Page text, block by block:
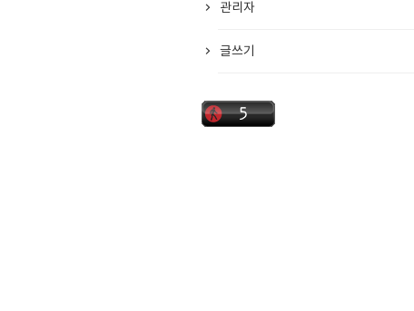
관리자
글쓰기